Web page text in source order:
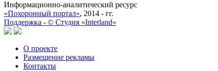
Информационно-аналитический ресурс
«Похоронный портал», 2014 - гг.
Поддержка - © Cтудия «Interland»
О проекте
Размещение рекламы
Контакты